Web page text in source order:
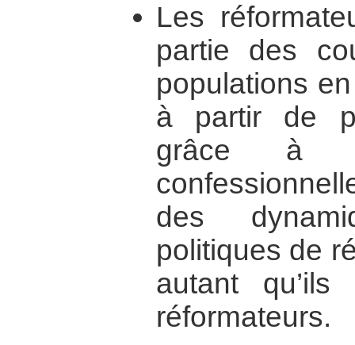
Les
partie des
populations
à partir de
grâce à
des
politiques de
autant
réformateurs.